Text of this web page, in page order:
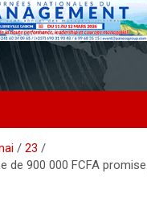
23
de 900 000 FCFA